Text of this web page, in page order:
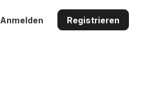
Anmelden Registrieren